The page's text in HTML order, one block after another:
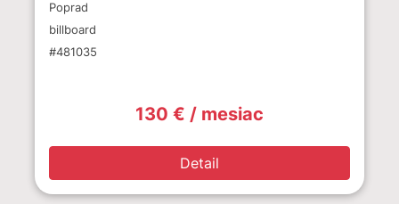
Poprad
billboard
#481035
130 € / mesiac
Detail